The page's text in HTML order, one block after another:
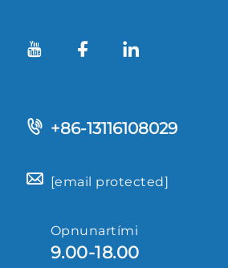
+86-13116108029
[email protected]
Opnunartími
9.00-18.00